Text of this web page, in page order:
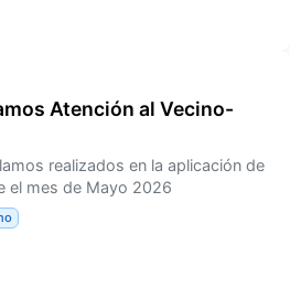
Atención al Vecino-
realizados en la aplicación de
el mes de Mayo 2026